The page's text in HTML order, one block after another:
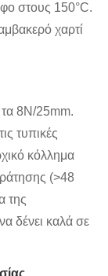
στους 150°C.
χαρτί
8N/25mm.
τυπικές
κόλλημα
(>48
της
δένει καλά σε